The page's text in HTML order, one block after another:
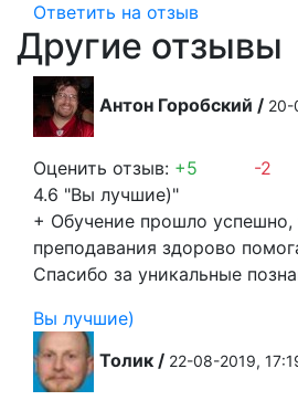
Ответить на отзыв
Другие отзывы
Антон Горобский / 20-
Оценить отзыв: +5
-2
4.6 "Вы лучшие)"
+ Обучение прошло
преподавания здорово
Спасибо за уникальные
Вы лучшие)
Толик / 22-08-2019,